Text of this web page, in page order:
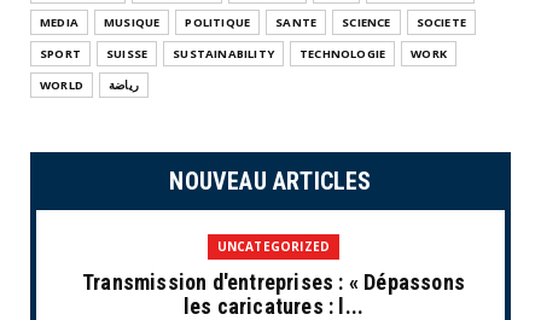
MEDIA
MUSIQUE POLITIQUE SANTE SCIENCE
SOCIETE
SPORT
SUISSE SUSTAINABILITY TECHNOLOGIE
WORK
WORLD
رياضة
NOUVEAU ARTICLES
UNCATEGORIZED
Transmission d'entreprises : « Dépassons
les caricatures : l...